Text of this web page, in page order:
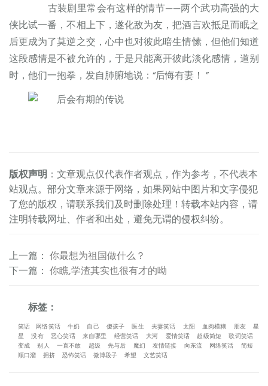
古装剧里常会有这样的情节——两个武功高强的大
侠比试一番，不相上下，遂化敌为友，把酒言欢抵足而眠之
后更成为了莫逆之交，心中也对彼此暗生情愫，但他们知道
这段感情是不被允许的，于是只能离开彼此淡化感情，道别
时，他们一抱拳，发自肺腑地说：“后悔有妻！ ”
版权声明 ：文章观点仅代表作者观点，作为参考，不代表本
站观点。部分文章来源于网络，如果网站中图片和文字侵犯
了您的版权，请联系我们及时删除处理！转载本站内容，请
注明转载网址、作者和出处，避免无谓的侵权纠纷。
上一篇 ： 你最想为祖国做什么？
下一篇 ： 你瞧,学渣其实也很有才的呦
标签：
笑话 网络笑话 牛奶 自己 傻孩子 医生 夫妻笑话 太阳 血肉模糊 朋友
星
星
没有 恶心笑话 来自哪里 经营笑话 大河 爱情笑话 超级简短
歌词笑话
变成
别人 一直不敢 超级 先与后 魔幻 友情链接 向东流 网络笑话
简短
顺口溜
拥挤 恐怖笑话 微博段子 希望 文艺笑话